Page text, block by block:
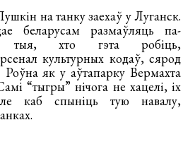
на танку заехаў у Луганск.
беларусам размаўляць па-
тыя, хто гэта робіць,
культурных кодаў, сярод
Роўна як у аўтапарку Вермахта
“тыгры” нічога не хацелі, іх
каб спыніць тую навалу,